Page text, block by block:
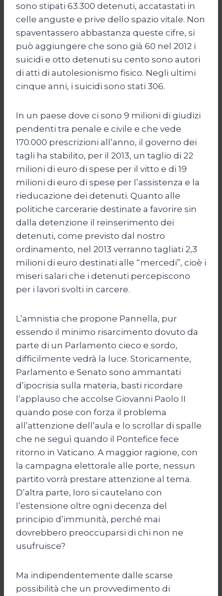
sono stipati 63.300 detenuti, accatastati in
celle anguste e prive dello spazio vitale. Non
spaventassero abbastanza queste cifre, si
può aggiungere che sono già 60 nel 2012 i
suicidi e otto detenuti su cento sono autori
di atti di autolesionismo fisico. Negli ultimi
cinque anni, i suicidi sono stati 306.
In un paese dove ci sono 9 milioni di giudizi
pendenti tra penale e civile e che vede
170.000 prescrizioni all’anno, il governo dei
tagli ha stabilito, per il 2013, un taglio di 22
milioni di euro di spese per il vitto e di 19
milioni di euro di spese per l’assistenza e la
rieducazione dei detenuti. Quanto alle
politiche carcerarie destinate a favorire sin
dalla detenzione il reinserimento dei
detenuti, come previsto dal nostro
ordinamento, nel 2013 verranno tagliati 2,3
milioni di euro destinati alle “mercedi”, cioè i
miseri salari che i detenuti percepiscono
per i lavori svolti in carcere.
L’amnistia che propone Pannella, pur
essendo il minimo risarcimento dovuto da
parte di un Parlamento cieco e sordo,
difficilmente vedrà la luce. Storicamente,
Parlamento e Senato sono ammantati
d’ipocrisia sulla materia, basti ricordare
l’applauso che accolse Giovanni Paolo II
quando pose con forza il problema
all’attenzione dell’aula e lo scrollar di spalle
che ne seguì quando il Pontefice fece
ritorno in Vaticano. A maggior ragione, con
la campagna elettorale alle porte, nessun
partito vorrà prestare attenzione al tema.
D’altra parte, loro si cautelano con
l’estensione oltre ogni decenza del
principio d’immunità, perché mai
dovrebbero preoccuparsi di chi non ne
usufruisce?
Ma indipendentemente dalle scarse
possibilità che un provvedimento di